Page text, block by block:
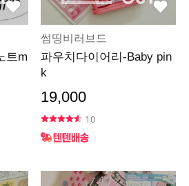
트m
썸띵비러브드
파우치다이어리-Baby pin
k
19,000
10